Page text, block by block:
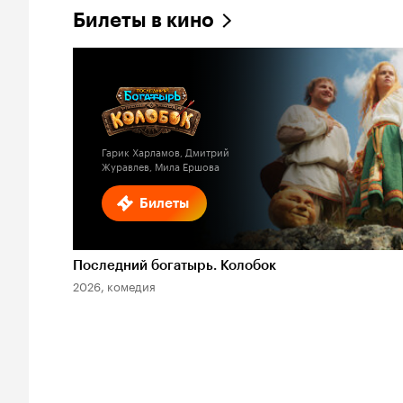
Билеты в кино
Билеты
Гарик Харламов, Дмитрий
Журавлев, Мила Ершова
Последний богатырь. Колобок
2026, комедия